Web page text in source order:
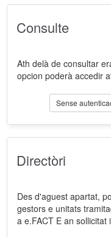
Consulte
Ath delà de consultar
opcion poderà accedir
Sense
Directòri
Des d'aguest apartat,
gestors e unitats
a e.FACT E an sollicitat